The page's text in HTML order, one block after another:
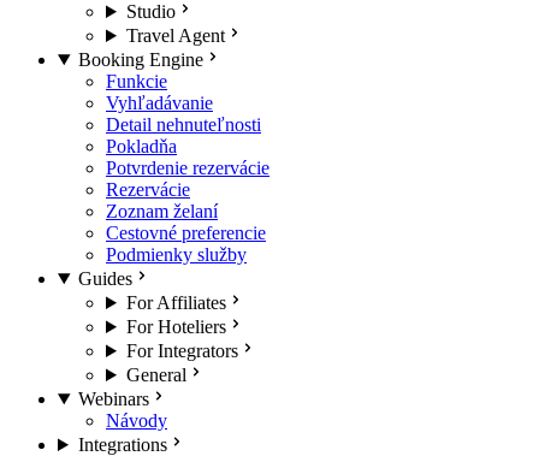
Studio
Travel Agent
Booking Engine
Funkcie
Vyhľadávanie
Detail nehnuteľnosti
Pokladňa
Potvrdenie rezervácie
Rezervácie
Zoznam želaní
Cestovné preferencie
Podmienky služby
Guides
For Affiliates
For Hoteliers
For Integrators
General
Webinars
Návody
Integrations